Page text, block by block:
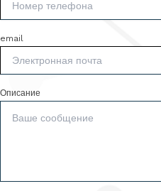
email
Описание